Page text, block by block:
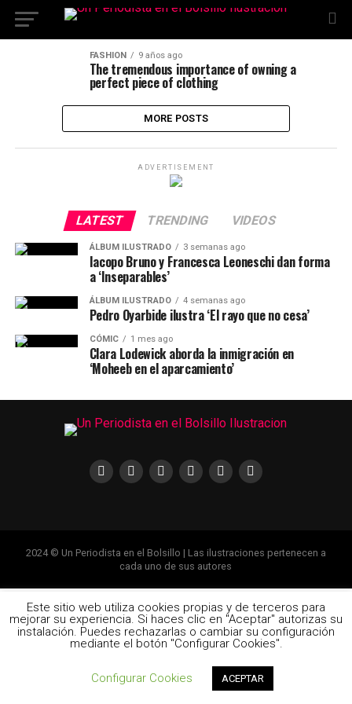
FASHION 9 años ago
The tremendous importance of owning a
perfect piece of clothing
MORE POSTS
ADVERTISEMENT
LATEST TRENDING VIDEOS
ÁLBUM ILUSTRADO 3 semanas ago
Iacopo Bruno y Francesca Leoneschi dan forma
a ‘Inseparables’
ÁLBUM ILUSTRADO 4 semanas ago
Pedro Oyarbide ilustra ‘El rayo que no cesa’
CÓMIC 1 mes ago
Clara Lodewick aborda la inmigración en
‘Moheeb en el aparcamiento’
2024 © Un Periodista en el Bolsillo | Las ilustraciones pertenecen a
cada uno de sus autores
Este sitio web utiliza cookies propias y de terceros para
mejorar su experiencia. Si haces clic en "Aceptar" autorizas su
instalación. Puedes rechazarlas o cambiar su configuración
mediante el botón "Configurar Cookies".
Configurar Cookies ACEPTAR